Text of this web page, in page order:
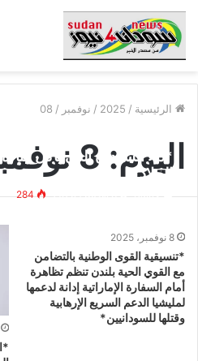
الرئيسية /
2025
/ نوفمبر /
08
اليوم: 8 نوفمبر، 2025
*داء السودان الذي يأكل
الجلاد*
Bakry 8 نوفمبر، 2025 284
8 نوفمبر، 2025
*تنسيقية القوى الوطنية بالتضامن
مع القوي الحية بلندن تنظم تظاهرة
أمام السفارة الإماراتية إدانة لدعمها
لمليشيا الدعم السريع الإرهابية
وقتلها للسودانيين*